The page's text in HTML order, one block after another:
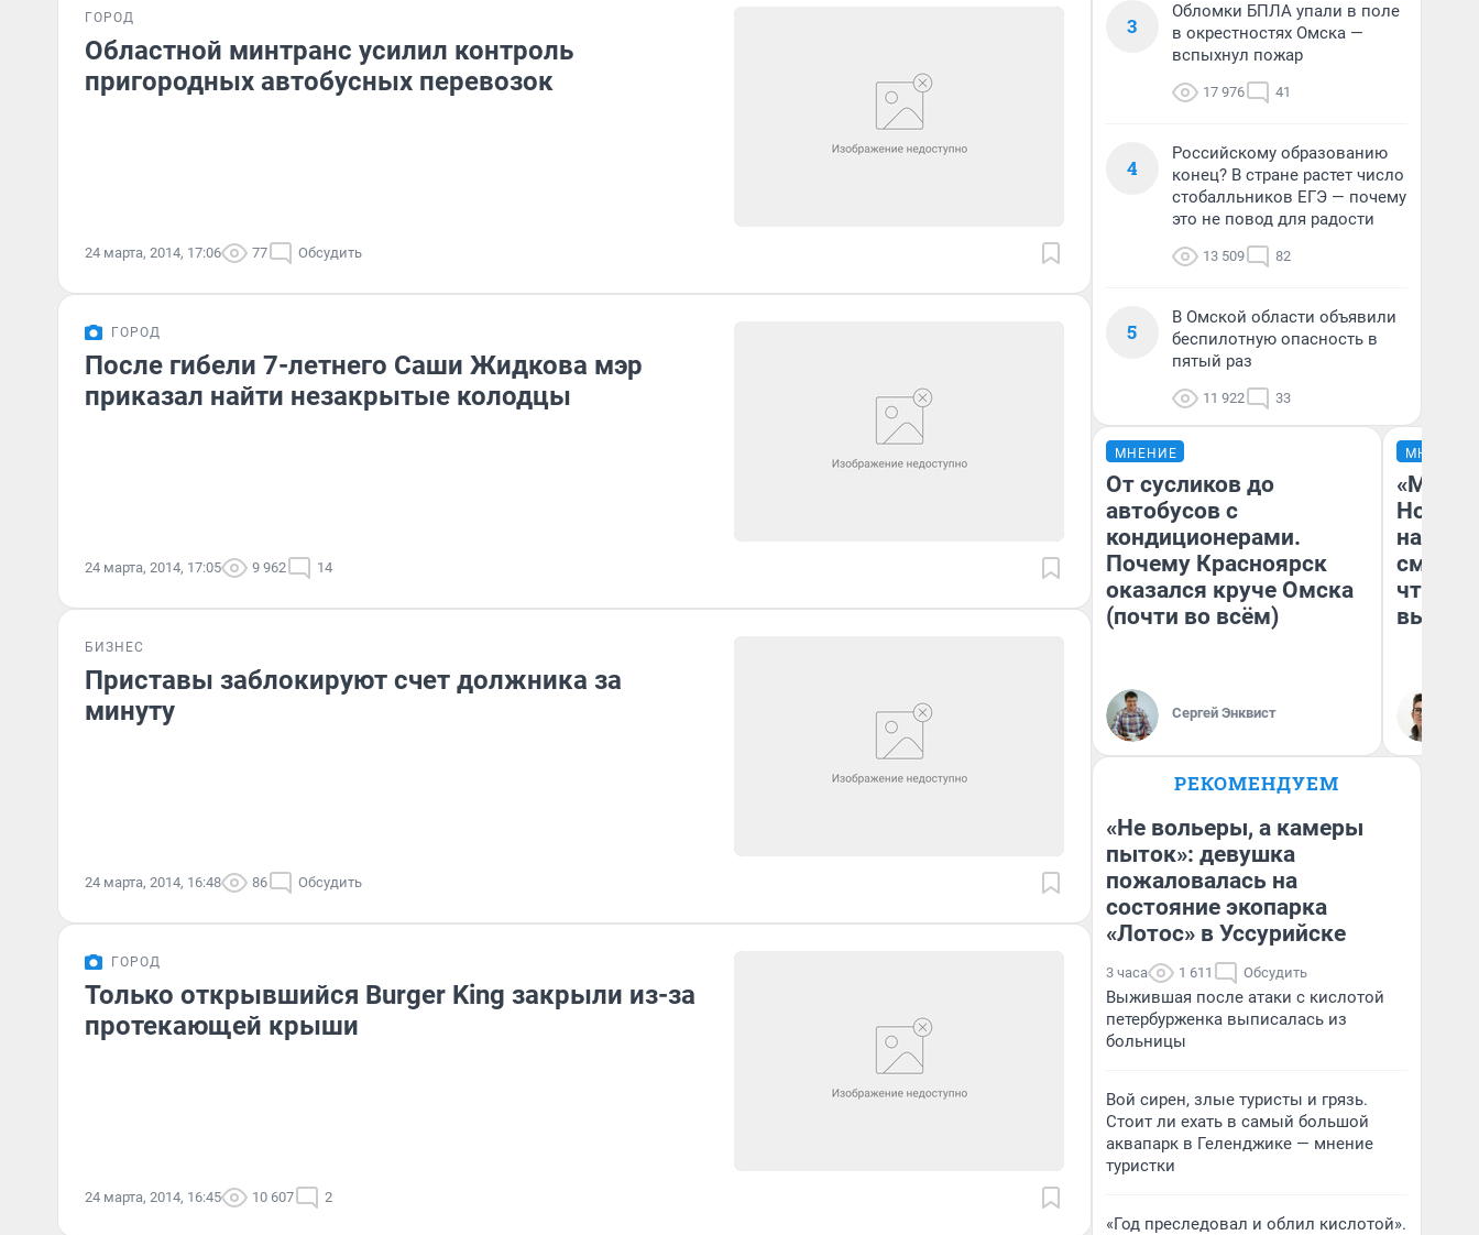
ГОРОД
Областной минтранс усилил контроль
пригородных автобусных перевозок
24 марта, 2014, 17:06 77 Обсудить
ГОРОД
После гибели 7-летнего Саши Жидкова мэр
приказал найти незакрытые колодцы
24 марта, 2014, 17:05 9 962 14
БИЗНЕС
Приставы заблокируют счет должника за
минуту
24 марта, 2014, 16:48 86 Обсудить
ГОРОД
Только открывшийся Burger King закрыли из-за
протекающей крыши
24 марта, 2014, 16:45 10 607 2
3
Обломки БПЛА упали в поле
в окрестностях Омска —
вспыхнул пожар
17 976 41
4
Российскому образованию
конец? В стране растет число
стобалльников ЕГЭ — почему
это не повод для радости
13 509 82
5
В Омской области объявили
беспилотную опасность в
пятый раз
11 922 33
МНЕНИЕ
От сусликов до
автобусов с
кондиционерами.
Почему Красноярск
оказался круче Омска
(почти во всём)
Сергей Энквист
МНЕНИЕ
«Мы
чтобы
РЕКОМЕНДУЕМ
«Не вольеры, а камеры
пыток»: девушка
пожаловалась на
состояние экопарка
«Лотос» в Уссурийске
3 часа 1 611 Обсудить
Выжившая после атаки с кислотой
петербурженка выписалась из
больницы
Вой сирен, злые туристы и грязь.
Стоит ли ехать в самый большой
аквапарк в Геленджике — мнение
туристки
«Год преследовал и облил кислотой».